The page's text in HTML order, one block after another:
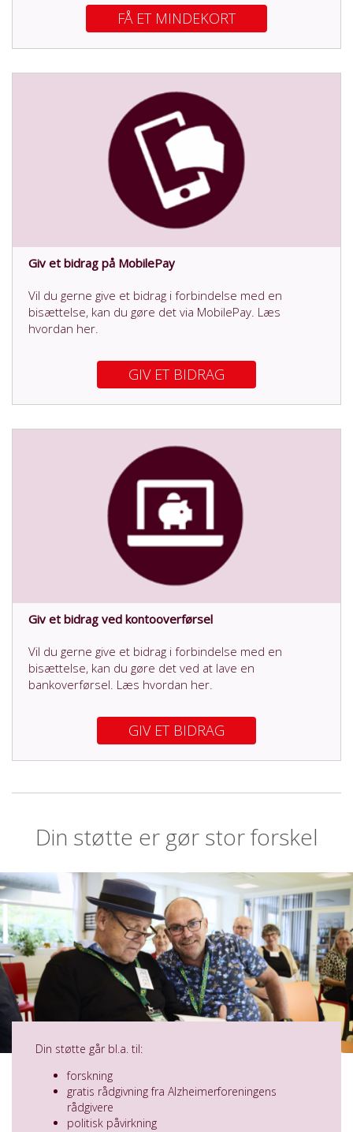
FÅ ET MINDEKORT
Giv et bidrag på MobilePay
Vil du gerne give et bidrag i forbindelse med en
bisættelse, kan du gøre det via MobilePay. Læs
hvordan her.
GIV ET BIDRAG
Giv et bidrag ved kontooverførsel
Vil du gerne give et bidrag i forbindelse med en
bisættelse, kan du gøre det ved at lave en
bankoverførsel. Læs hvordan her.
GIV ET BIDRAG
Din støtte er gør stor forskel
Din støtte går bl.a. til:
forskning
gratis rådgivning fra Alzheimerforeningens
rådgivere
politisk påvirkning